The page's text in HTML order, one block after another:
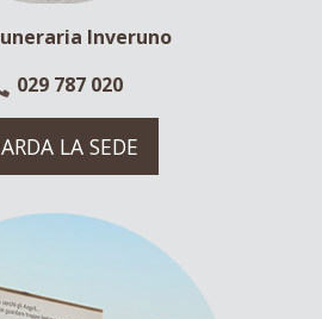
Inveruno
029 787 020
LA SEDE